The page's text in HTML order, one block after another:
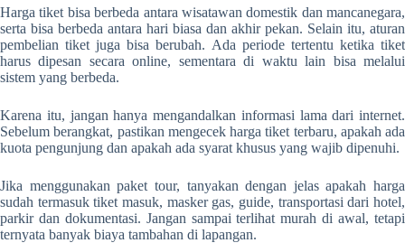
Harga tiket bisa berbeda antara wisatawan domestik dan mancanegara,
serta bisa berbeda antara hari biasa dan akhir pekan. Selain itu, aturan
pembelian tiket juga bisa berubah. Ada periode tertentu ketika tiket
harus dipesan secara online, sementara di waktu lain bisa melalui
sistem yang berbeda.
Karena itu, jangan hanya mengandalkan informasi lama dari internet.
Sebelum berangkat, pastikan mengecek harga tiket terbaru, apakah ada
kuota pengunjung dan apakah ada syarat khusus yang wajib dipenuhi.
Jika menggunakan paket tour, tanyakan dengan jelas apakah harga
sudah termasuk tiket masuk, masker gas, guide, transportasi dari hotel,
parkir dan dokumentasi. Jangan sampai terlihat murah di awal, tetapi
ternyata banyak biaya tambahan di lapangan.